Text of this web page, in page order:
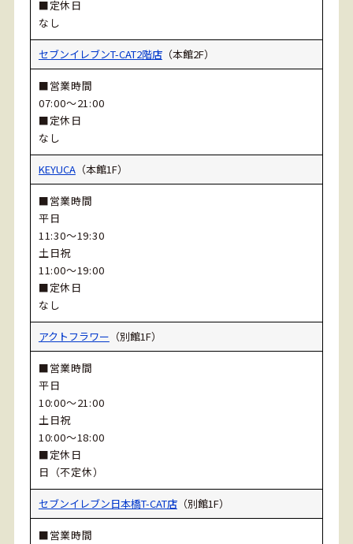
■定休日
なし
セブンイレブンT-CAT2階店（本館2F）
■営業時間
07:00～21:00
■定休日
なし
KEYUCA（本館1F）
■営業時間
平日
11:30～19:30
土日祝
11:00～19:00
■定休日
なし
アクトフラワー （別館1F）
■営業時間
平日
10:00～21:00
土日祝
10:00～18:00
■定休日
日（不定休）
セブンイレブン日本橋T-CAT店（別館1F）
■営業時間